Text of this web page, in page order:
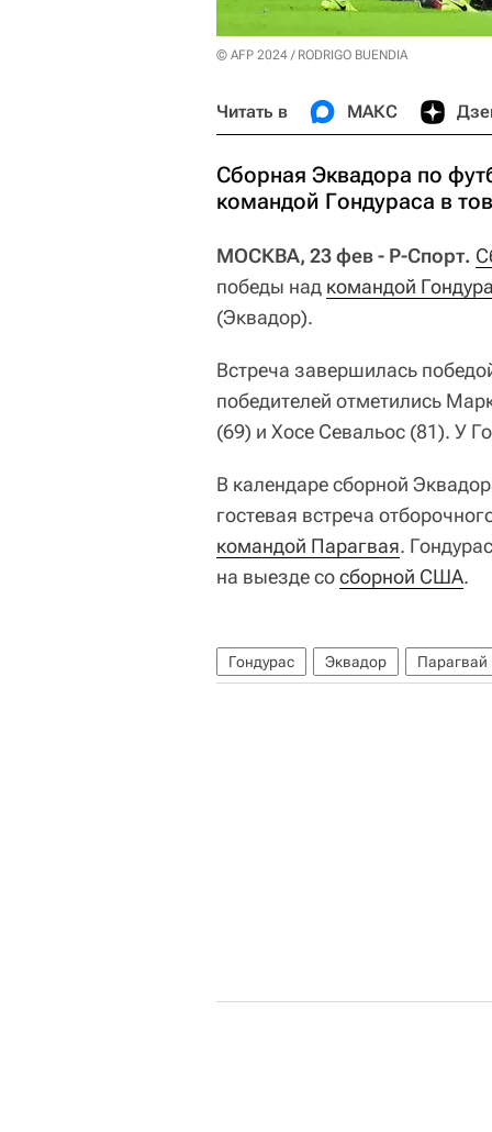
© AFP 2024 / RODRIGO BUENDIA
Читать в МАКС
Сборная Эквадора по
командой Гондураса в
МОСКВА, 23 фев - Р-Спорт.
победы над командой
(Эквадор).
Встреча завершилась
победителей отметились
(69) и Хосе Севальос (81). У
В календаре сборной
гостевая встреча
командой Парагвая.
на выезде сосборной США.
Гондурас Эквадор Парагвай